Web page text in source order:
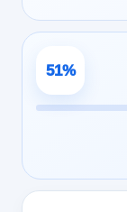
51%